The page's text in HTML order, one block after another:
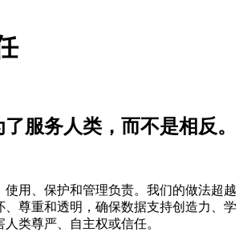
服务人类，而不是相反。
使用、保护和管理负责。我们的做法超越
、尊重和透明，确保数据支持创造力、学
类尊严、自主权或信任。